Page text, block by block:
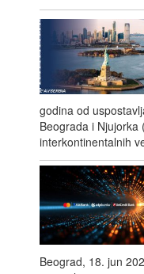
godina od
Beograda i Njujorka
interkontinentalnih
Beograd, 18. jun